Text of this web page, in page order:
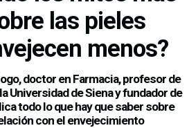
las pieles
menos?
doctor en Farmacia, profesor de
Universidad de Siena y fundador de
todo lo que hay que saber sobre
con el envejecimiento